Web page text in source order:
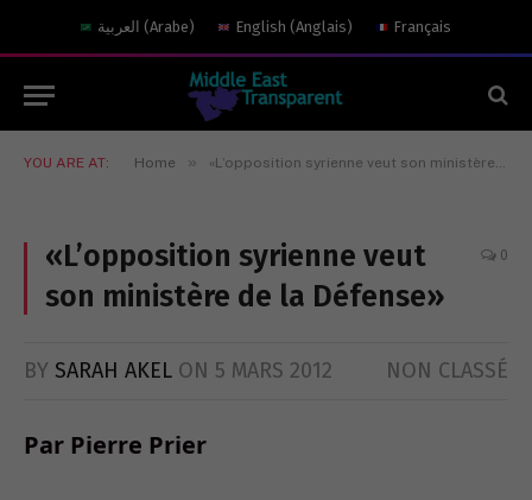
العربية (Arabe) English (Anglais) Français
YOU ARE AT: Home » «L’opposition syrienne veut son ministère de la Défense»
«L’opposition syrienne veut
son ministère de la Défense»
0
BY SARAH AKEL ON 5 MARS 2012 NON CLASSÉ
Par Pierre Prier